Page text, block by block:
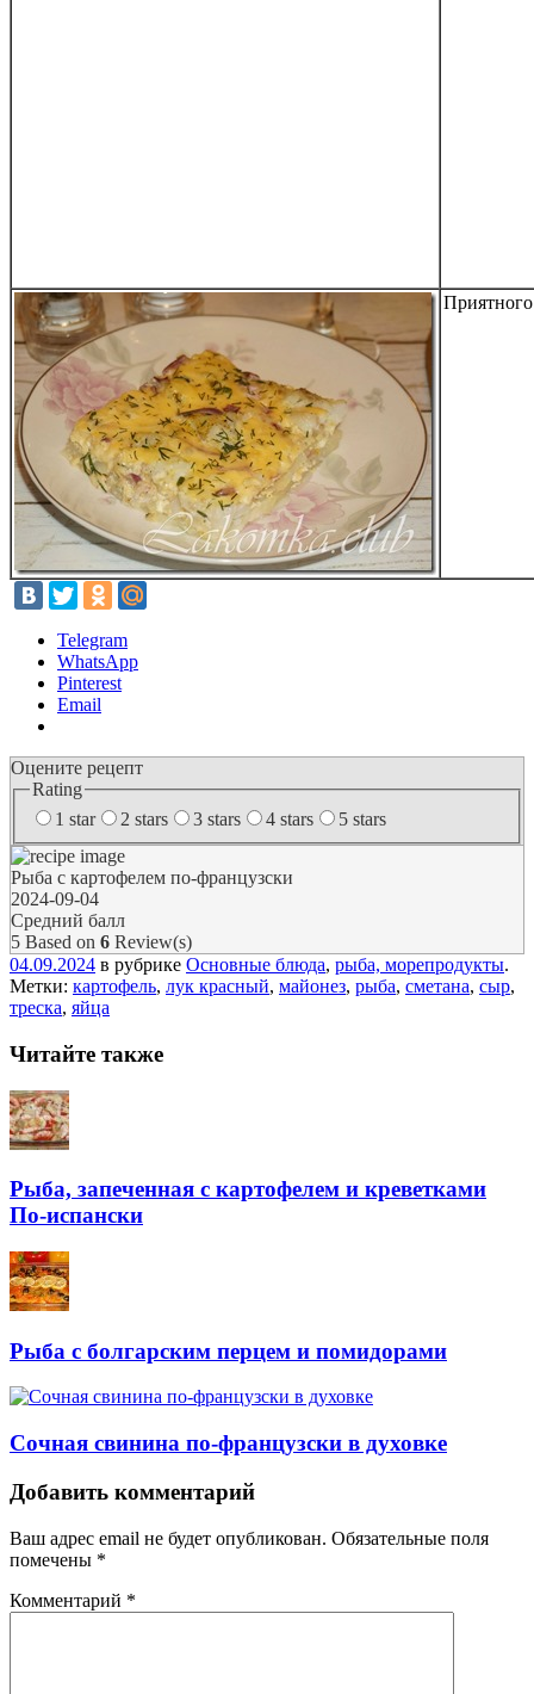
Telegram
WhatsApp
Pinterest
Email
Оцените рецепт
Rating
1 star
2 stars 3 stars 4 stars 5 stars
Рыба с картофелем по-французски
2024-09-04
Средний балл
5 Based on 6 Review(s)
04.09.2024 в рубрике Основные блюда, рыба, морепродукты.
Метки: картофель, лук красный, майонез, рыба, сметана, сыр,
треска, яйца
Читайте также
Рыба, запеченная с картофелем и креветками
По-испански
Рыба с болгарским перцем и помидорами
Сочная свинина по-французски в духовке
Навигация
Добавить комментарий
Ваш адрес email не будет опубликован. Обязательные поля
помечены *
Комментарий *